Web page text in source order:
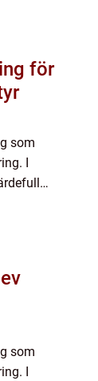
för
som
I
som
I